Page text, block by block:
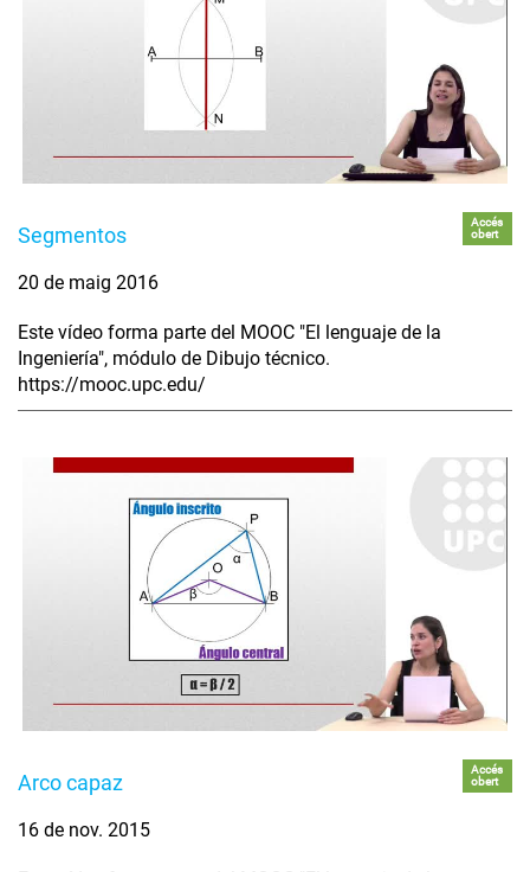
Segmentos
Accés
obert
20 de maig 2016
Este vídeo forma parte del MOOC "El lenguaje de la
Ingeniería", módulo de Dibujo técnico.
https://mooc.upc.edu/
Arco capaz
Accés
obert
16 de nov. 2015